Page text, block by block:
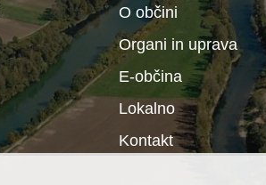
O občini
Organi in uprava
E-občina
Lokalno
Kontakt